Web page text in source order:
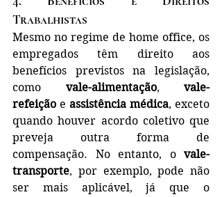
Trabalhistas
Mesmo no regime de home office, os
empregados têm direito aos
benefícios previstos na legislação,
como vale-alimentação, vale-
refeição e assistência médica, exceto
quando houver acordo coletivo que
preveja outra forma de
compensação. No entanto, o vale-
transporte, por exemplo, pode não
ser mais aplicável, já que o